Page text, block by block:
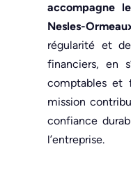
accompagne
Nesles-
régularité et
financiers, en
comptables et
mission
confiance
l’entreprise.